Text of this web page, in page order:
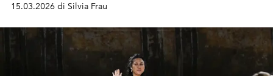
15.03.2026 di Silvia Frau